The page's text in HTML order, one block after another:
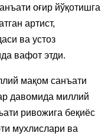
оғир йўқотишга
артист,
ва устоз
вафот этди.
мақом санъати
давомида миллий
ривожига беқиёс
мухлислари ва